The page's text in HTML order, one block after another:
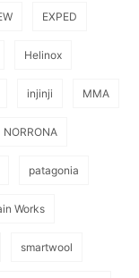
EXPED
Helinox
injinji MMA
NORRONA
patagonia
Works
smartwool